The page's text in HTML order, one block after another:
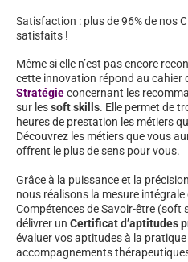
Satisfaction : plus de 96% de nos
satisfaits !
Même si elle n’est pas encore
cette innovation répond au cahier
Stratégieconcernant les
sur lessoft skills. Elle permet de
heures de prestation les métiers
Découvrez les métiers que vous
offrent le plus de sens pour vous.
Grâce à la puissance et la
nous réalisons la mesure
Compétences de Savoir-être (soft
délivrer un Certificat d’aptitudes
évaluer vos aptitudes à la
accompagnements